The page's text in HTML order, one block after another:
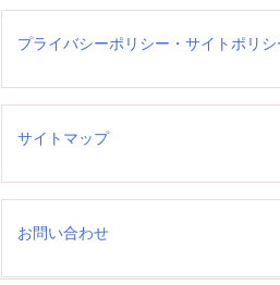
プライバシーポリシー・サイトポリシ
サイトマップ
お問い合わせ